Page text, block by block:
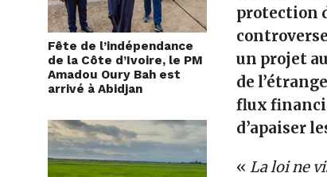
Fête de l’indépendance
de la Côte d’Ivoire, le PM
Amadou Oury Bah est
arrivé à Abidjan
protection
un projet
de
flux
d’apaiser
«La loi ne